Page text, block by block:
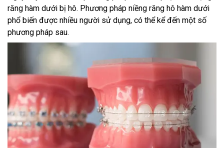
răng hàm dưới bị hô. Phương pháp niềng răng hô hàm dưới
phổ biến được nhiều người sử dụng, có thể kể đến một số
phương pháp sau.